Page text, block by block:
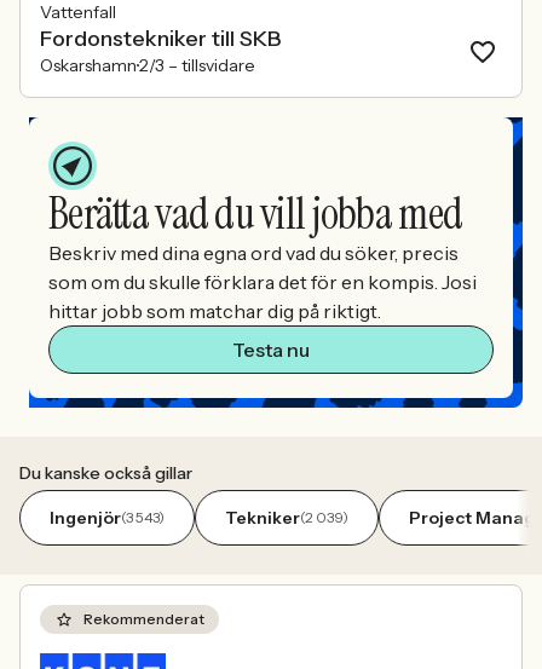
Vattenfall
Fordonstekniker till SKB
Oskarshamn2/3 – tillsvidare
Berätta vad du vill jobba med
Beskriv med dina egna ord vad du söker, precis
som om du skulle förklara det för en kompis. Josi
hittar jobb som matchar dig på riktigt.
Testa nu
Du kanske också gillar
Ingenjör(3 543) Tekniker(2 039) Project
Rekommenderat